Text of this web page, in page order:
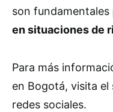
son fundamentales
en situaciones de
Para más
en Bogotá, visita
redes sociales.